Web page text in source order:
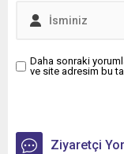
Daha sonraki
ve site adresim bu
Ziyaretçi